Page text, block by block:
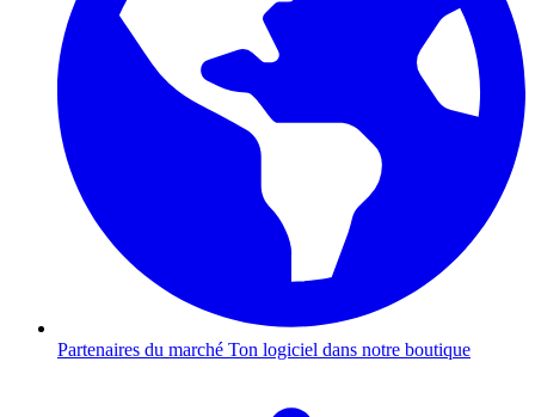
Partenaires du marché Ton logiciel dans notre boutique